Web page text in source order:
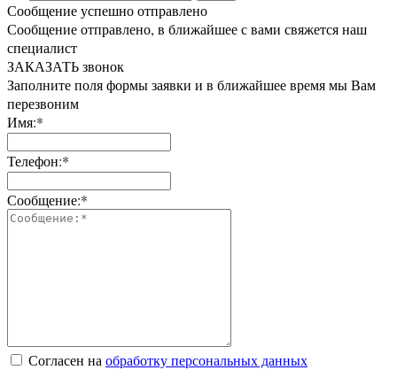
Сообщение успешно отправлено
Сообщение отправлено, в ближайшее с вами свяжется наш
специалист
ЗАКАЗАТЬ звонок
Заполните поля формы заявки и в ближайшее время мы Вам
перезвоним
Имя:*
Телефон:*
Сообщение:*
Согласен на обработку персональных данных